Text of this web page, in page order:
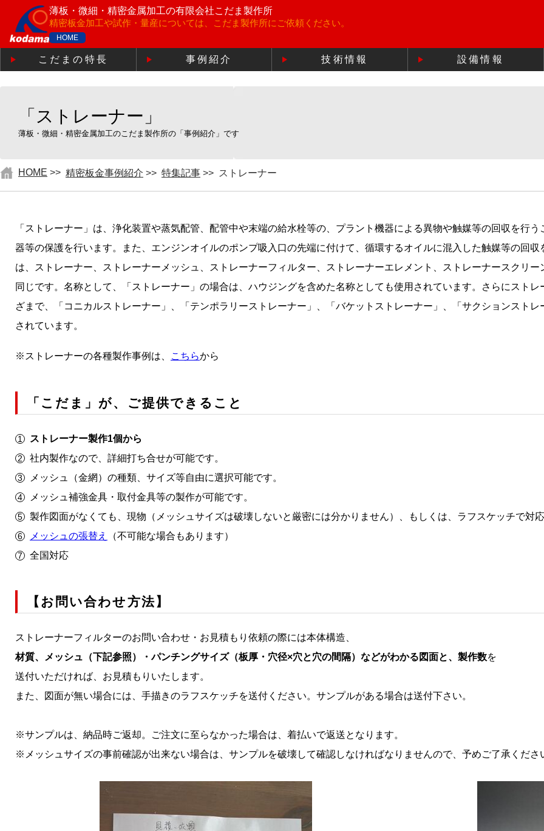
薄板・微細・精密金属加工の有限会社こだま製作所
精密板金加工や試作・量産については、こだま製作所にご依頼ください。
HOME
こだまの特長 事例紹介 技術情報 設備情報
「ストレーナー」
薄板・微細・精密金属加工のこだま製作所の「事例紹介」です
HOME >> 精密板金事例紹介 >> 特集記事 >> ストレーナー
「ストレーナー」は、浄化装置や蒸気配管、配管中や末端の給水栓等の、プラント機器による異物や触媒等の回収を行
器等の保護を行います。また、エンジンオイルのポンプ吸入口の先端に付けて、循環するオイルに混入した触媒等の回
は、ストレーナー、ストレーナーメッシュ、ストレーナーフィルター、ストレーナーエレメント、ストレーナースクリ
同じです。名称として、「ストレーナー」の場合は、ハウジングを含めた名称としても使用されています。さらにスト
ざまで、「コニカルストレーナー」、「テンポラリーストレーナー」、「バケットストレーナー」、「サクションスト
されています。
※ストレーナーの各種製作事例は、 こちらから
「こだま」が、ご提供できること
ストレーナー製作1個から
社内製作なので、詳細打ち合せが可能です。
メッシュ（金網）の種類、サイズ等自由に選択可能です。
メッシュ補強金具・取付金具等の製作が可能です。
製作図面がなくても、現物（メッシュサイズは破壊しないと厳密には分かりません）、もしくは、ラフスケッチで対
メッシュの張替え
（不可能な場合もあります）
全国対応
【お問い合わせ方法】
ストレーナーフィルターのお問い合わせ・お見積もり依頼の際には本体構造、
材質、メッシュ（下記参照）・パンチングサイズ（板厚・穴径×穴と穴の間隔）などがわかる図面と、製作数を
送付いただければ、お見積もりいたします。
また、図面が無い場合には、手描きのラフスケッチを送付ください。サンプルがある場合は送付下さい。
※サンプルは、納品時ご返却。ご注文に至らなかった場合は、着払いで返送となります。
※メッシュサイズの事前確認が出来ない場合は、サンプルを破壊して確認しなければなりませんので、予めご了承くださ